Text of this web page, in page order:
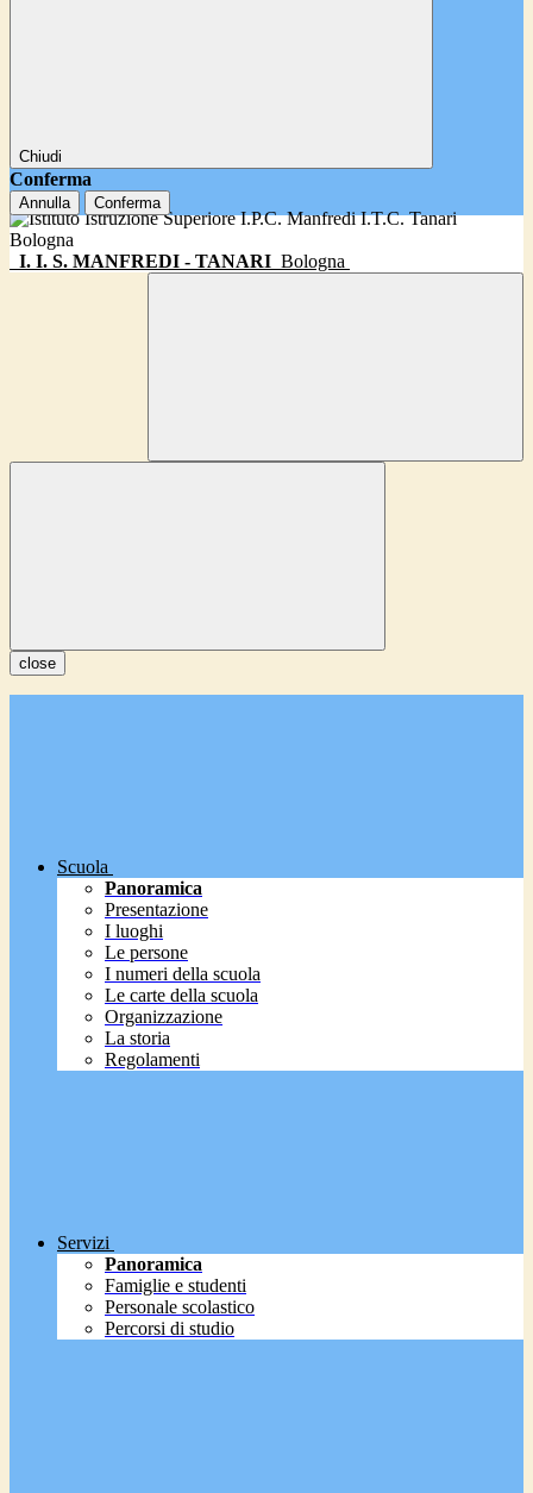
Chiudi
Conferma
Annulla Conferma
I. I. S. MANFREDI - TANARI Bologna
close
Scuola
Panoramica
Presentazione
I luoghi
Le persone
I numeri della scuola
Le carte della scuola
Organizzazione
La storia
Regolamenti
Servizi
Panoramica
Famiglie e studenti
Personale scolastico
Percorsi di studio